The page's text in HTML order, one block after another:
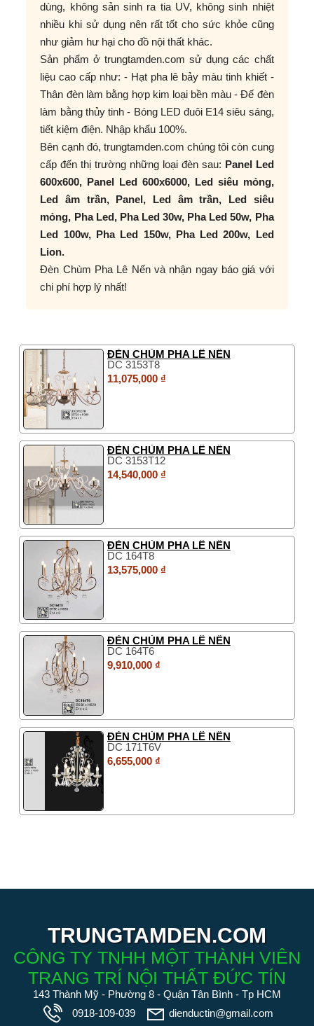
dùng, không sản sinh ra tia UV, không sinh nhiệt
nhiều khi sử dụng nên rất tốt cho sức khỏe cũng
như giảm hư hại cho đồ nội thất khác.
Sản phẩm ở trungtamden.com sử dụng các chất
liệu cao cấp như: - Hạt pha lê bảy màu tinh khiết -
Thân đèn làm bằng hợp kim loại bền màu - Đế đèn
làm bằng thủy tinh - Bóng LED đuôi E14 siêu sáng,
tiết kiệm điện. Nhập khẩu 100%.
Bên cạnh đó, trungtamden.com chúng tôi còn cung
cấp đến thị trường những loại đèn sau: Panel Led
600x600, Panel Led 600x6000, Led siêu mỏng,
Led âm trần, Panel, Led âm trần, Led siêu
mỏng, Pha Led, Pha Led 30w, Pha Led 50w, Pha
Led 100w, Pha Led 150w, Pha Led 200w, Led
Lion.
Đèn Chùm Pha Lê Nến và nhận ngay báo giá với
chi phí hợp lý nhất!
ĐÈN CHÙM PHA LÊ NẾN
DC 3153T8
11,075,000 ₫
ĐÈN CHÙM PHA LÊ NẾN
DC 3153T12
14,540,000 ₫
ĐÈN CHÙM PHA LÊ NẾN
DC 164T8
13,575,000 ₫
ĐÈN CHÙM PHA LÊ NẾN
DC 164T6
9,910,000 ₫
ĐÈN CHÙM PHA LÊ NẾN
DC 171T6V
6,655,000 ₫
TRUNGTAMDEN.COM
CÔNG TY TNHH MỘT THÀNH VIÊN
TRANG TRÍ NỘI THẤT ĐỨC TÍN
143 Thành Mỹ - Phường 8 - Quận Tân Bình - Tp HCM
0918-109-039
dienductin@gmail.com